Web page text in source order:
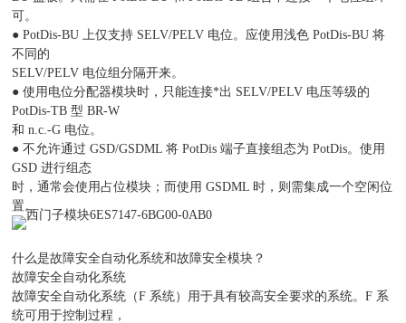
可。
● PotDis-BU 上仅支持 SELV/PELV 电位。应使用浅色 PotDis-BU 将
不同的
SELV/PELV 电位组分隔开来。
● 使用电位分配器模块时，只能连接*出 SELV/PELV 电压等级的
PotDis-TB 型 BR-W
和 n.c.-G 电位。
● 不允许通过 GSD/GSDML 将 PotDis 端子直接组态为 PotDis。使用
GSD 进行组态
时，通常会使用占位模块；而使用 GSDML 时，则需集成一个空闲位
置。
什么是故障安全自动化系统和故障安全模块？
故障安全自动化系统
故障安全自动化系统（F 系统）用于具有较高安全要求的系统。F 系
统可用于控制过程，